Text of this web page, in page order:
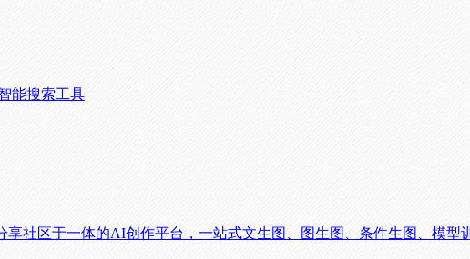
能搜索工具
社区于一体的AI创作平台，一站式文生图、图生图、条件生图、模型